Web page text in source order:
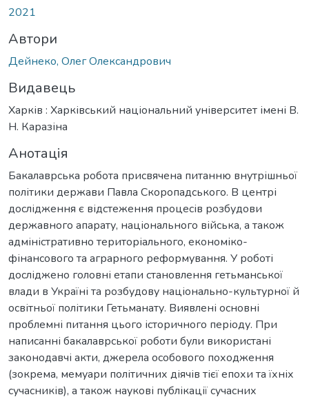
2021
Автори
Дейнеко, Олег Олександрович
Видавець
Харків : Харківський національний університет імені В.
Н. Каразіна
Анотація
Бакалаврська робота присвячена питанню внутрішньої
політики держави Павла Скоропадського. В центрі
дослідження є відстеження процесів розбудови
державного апарату, національного війська, а також
адміністративно територіального, економіко-
фінансового та аграрного реформування. У роботі
досліджено головні етапи становлення гетьманської
влади в Україні та розбудову національно-культурної й
освітньої політики Гетьманату. Виявлені основні
проблемні питання цього історичного періоду. При
написанні бакалаврської роботи були використані
законодавчі акти, джерела особового походження
(зокрема, мемуари політичних діячів тієї епохи та їхніх
сучасників), а також наукові публікації сучасних